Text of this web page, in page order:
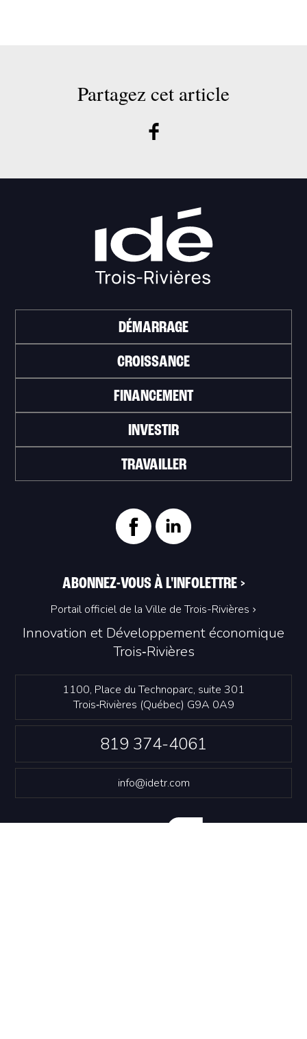
Partagez cet article
Innovation et Développement économique
Trois‑Rivières
1100, Place du Technoparc, suite 301
Trois‑Rivières (Québec) G9A 0A9
819 374-4061
info@idetr.com
DÉMARRAGE
CROISSANCE
FINANCEMENT
INVESTIR
TRAVAILLER
ABONNEZ-VOUS À L'INFOLETTRE >
Portail officiel de la Ville de Trois-Rivières